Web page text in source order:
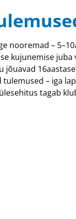
–
kujunemise juba
– iga
tagab